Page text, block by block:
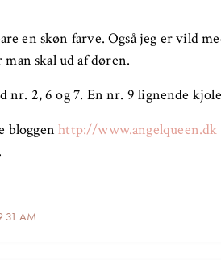
AM
en skøn farve. Også jeg er vild
skal ud af døren.
nr. 2, 6 og 7. En nr. 9 lignende
bloggenhttp://www.angelqueen.dk